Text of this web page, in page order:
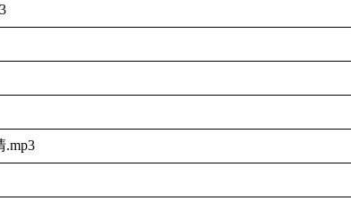
.mp3